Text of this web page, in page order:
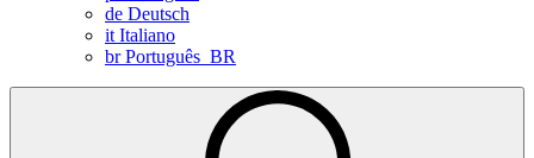
de Deutsch
it Italiano
brPortuguês_BR